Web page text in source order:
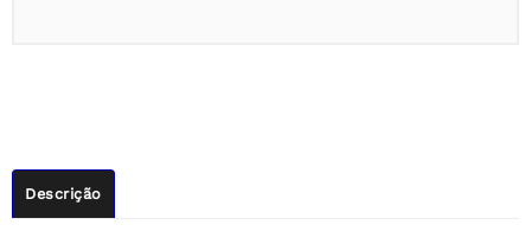
Descrição